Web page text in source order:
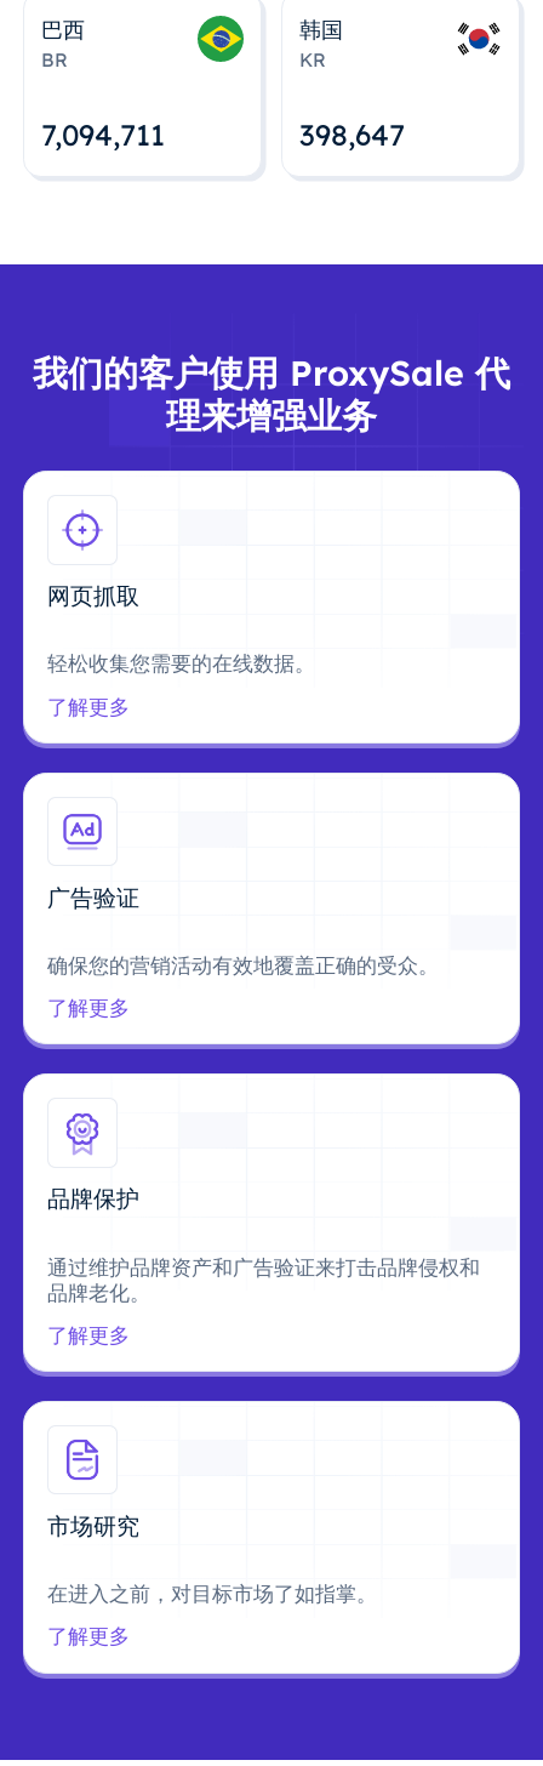
巴西
BR
7,094,712
韩国
KR
398,648
我们的客户使用 ProxySale 代
理来增强业务
网页抓取
轻松收集您需要的在线数据。
了解更多
广告验证
确保您的营销活动有效地覆盖正确的受众。
了解更多
品牌保护
通过维护品牌资产和广告验证来打击品牌侵权和
品牌老化。
了解更多
市场研究
在进入之前，对目标市场了如指掌。
了解更多